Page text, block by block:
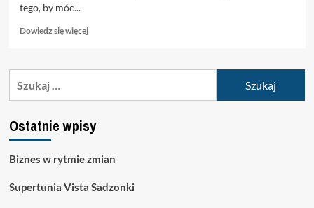
tego, by móc...
Dowiedz się więcejDowiedz
o
Ostatnie wpisy
Biznes w rytmie zmian
Supertunia Vista Sadzonki